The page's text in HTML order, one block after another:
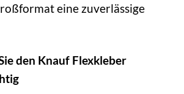
eine zuverlässige
den Knauf Flexkleber